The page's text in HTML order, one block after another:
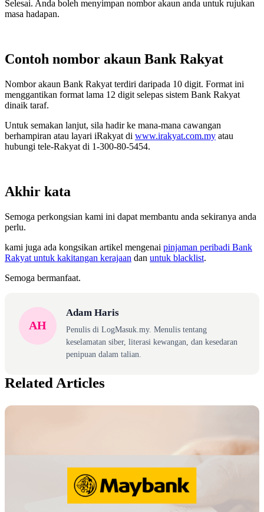
Selesai. Anda boleh menyimpan nombor akaun anda untuk rujukan
masa hadapan.
Contoh nombor akaun Bank Rakyat
Nombor akaun Bank Rakyat terdiri daripada 10 digit. Format ini
menggantikan format lama 12 digit selepas sistem Bank Rakyat
dinaik taraf.
Untuk semakan lanjut, sila hadir ke mana-mana cawangan
berhampiran atau layari iRakyat di www.irakyat.com.my atau
hubungi tele-Rakyat di 1-300-80-5454.
Akhir kata
Semoga perkongsian kami ini dapat membantu anda sekiranya anda
perlu.
kami juga ada kongsikan artikel mengenai pinjaman peribadi Bank
Rakyat untuk kakitangan kerajaan dan untuk blacklist.
Semoga bermanfaat.
AH
Adam Haris
Penulis di LogMasuk.my. Menulis tentang
keselamatan siber, literasi kewangan, dan kesedaran
penipuan dalam talian.
Related Articles